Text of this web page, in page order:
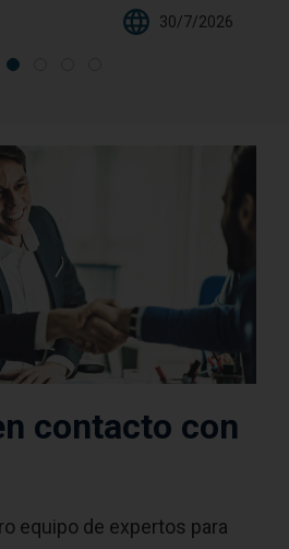
demasiado
30/7/2026
contacto con
equipo de expertos para